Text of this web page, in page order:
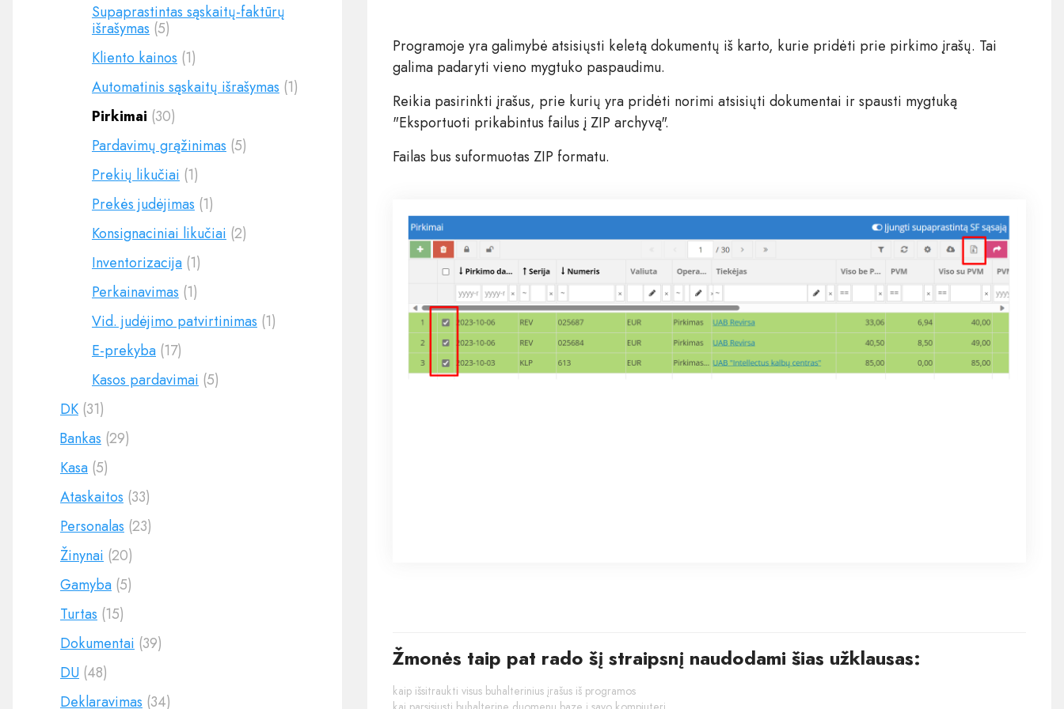
Supaprastintas sąskaitų-faktūrų
išrašymas (5)
Kliento kainos (1)
Automatinis sąskaitų išrašymas (1)
Pirkimai (30)
Pardavimų grąžinimas (5)
Prekių likučiai (1)
Prekės judėjimas (1)
Konsignaciniai likučiai (2)
Inventorizacija (1)
Perkainavimas (1)
Vid. judėjimo patvirtinimas (1)
E-prekyba (17)
Kasos pardavimai (5)
DK (31)
Bankas (29)
Kasa (5)
Ataskaitos (33)
Personalas (23)
Žinynai (20)
Gamyba (5)
Turtas (15)
Dokumentai (39)
DU (48)
Deklaravimas (34)
Programoje yra galimybė atsisiųsti keletą dokumentų iš karto, kurie pridėti prie pirkimo įrašų. Tai
galima padaryti vieno mygtuko paspaudimu.
Reikia pasirinkti įrašus, prie kurių yra pridėti norimi atsisiųti dokumentai ir spausti mygtuką
"Eksportuoti prikabintus failus į ZIP archyvą".
Failas bus suformuotas ZIP formatu.
Žmonės taip pat rado šį straipsnį naudodami šias užklausas:
kaip išsitraukti visus buhalterinius įrašus iš programos